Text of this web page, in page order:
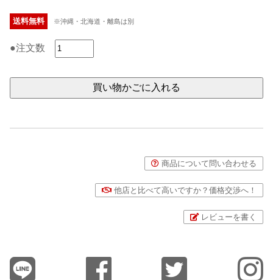
送料無料 ※沖縄・北海道・離島は別
●注文数
商品について問い合わせる
他店と比べて高いですか？価格交渉へ！
レビューを書く